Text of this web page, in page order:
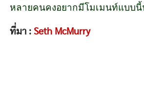
หลายคนคงอยากมีโมเมนท์แบบนี้
ที่มา : Seth McMurry